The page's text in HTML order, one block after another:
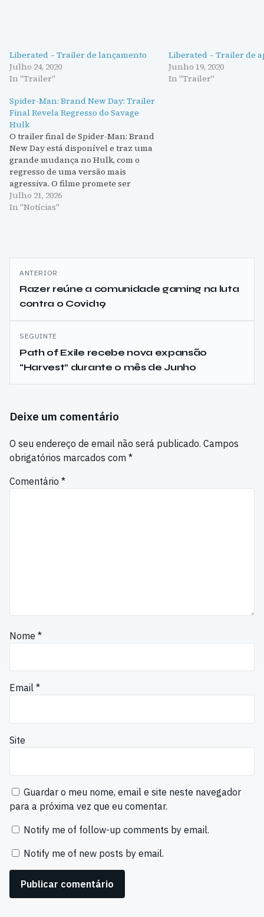
Liberated – Trailer de lançamento
Julho 24, 2020
In "Trailer"
Liberated – Trailer de
Junho 19, 2020
In "Trailer"
Spider-Man: Brand New Day: Trailer
Final Revela Regresso do Savage
Hulk
O trailer final de Spider-Man: Brand
New Day está disponível e traz uma
grande mudança no Hulk, com o
regresso de uma versão mais
agressiva. O filme promete ser
emocionante, com ligações aos X-
Men.
Julho 21, 2026
In "Notícias"
Navegação
de
artigos
ANTERIOR
Razer reúne a comunidade gaming na luta
contra o Covid19
SEGUINTE
Path of Exile recebe nova expansão
“Harvest” durante o mês de Junho
Deixe um comentário
O seu endereço de email não será publicado. Campos
obrigatórios marcados com *
Comentário *
Nome *
Email *
Site
Guardar o meu nome, email e site neste navegador
para a próxima vez que eu comentar.
Notify me of follow-up comments by email.
Notify me of new posts by email.